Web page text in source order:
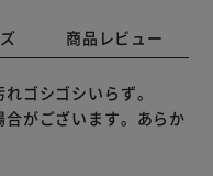
商品レビュー
ゴシゴシいらず。
がございます。あらか